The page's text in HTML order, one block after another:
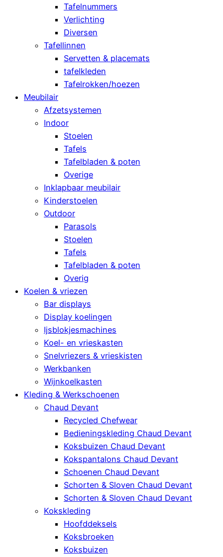
Tafelnummers
Verlichting
Diversen
Tafellinnen
Servetten & placemats
tafelkleden
Tafelrokken/hoezen
Meubilair
Afzetsystemen
Indoor
Stoelen
Tafels
Tafelbladen & poten
Overige
Inklapbaar meubilair
Kinderstoelen
Outdoor
Parasols
Stoelen
Tafels
Tafelbladen & poten
Overig
Koelen & vriezen
Bar displays
Display koelingen
Ijsblokjesmachines
Koel- en vrieskasten
Snelvriezers & vrieskisten
Werkbanken
Wijnkoelkasten
Kleding & Werkschoenen
Chaud Devant
Recycled Chefwear
Bedieningskleding Chaud Devant
Koksbuizen Chaud Devant
Kokspantalons Chaud Devant
Schoenen Chaud Devant
Schorten & Sloven Chaud Devant
Schorten & Sloven Chaud Devant
Kokskleding
Hoofddeksels
Koksbroeken
Koksbuizen